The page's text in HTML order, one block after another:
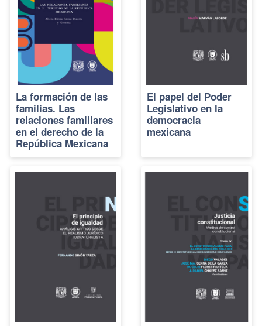
La formación de las
familias. Las
relaciones familiares
en el derecho de la
República Mexicana
El papel del Poder
Legislativo en la
democracia
mexicana